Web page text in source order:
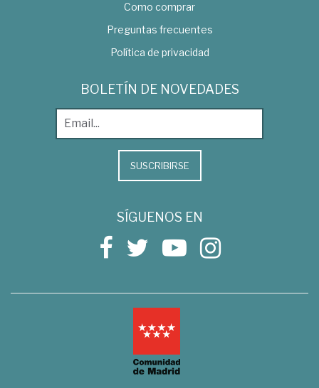
Como comprar
Preguntas frecuentes
Política de privacidad
BOLETÍN DE NOVEDADES
SUSCRIBIRSE
SÍGUENOS EN